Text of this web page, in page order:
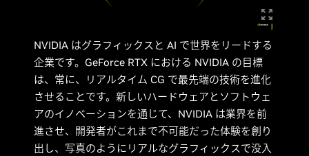
NVIDIA はグラフィックスと AI で世界をリードする
企業です。GeForce RTX における NVIDIA の目標
は、常に、リアルタイム CG で最先端の技術を進化
させることです。新しいハードウェアとソフトウェ
アのイノベーションを通じて、NVIDIA は業界を前
進させ、開発者がこれまで不可能だった体験を創り
出し、写真のようにリアルなグラフィックスで没入